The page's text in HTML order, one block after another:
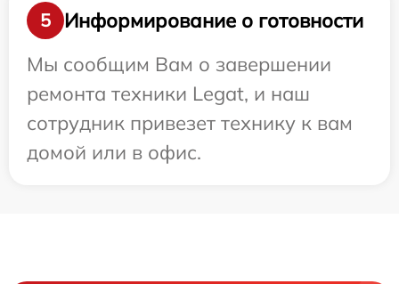
5
Информирование о готовности
Мы сообщим Вам о завершении
ремонта техники Legat, и наш
сотрудник привезет технику к вам
домой или в офис.